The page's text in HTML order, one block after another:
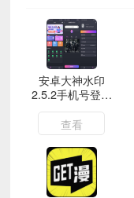
安卓大神水印
2.5.2手机号登陆
解锁VIP
查看